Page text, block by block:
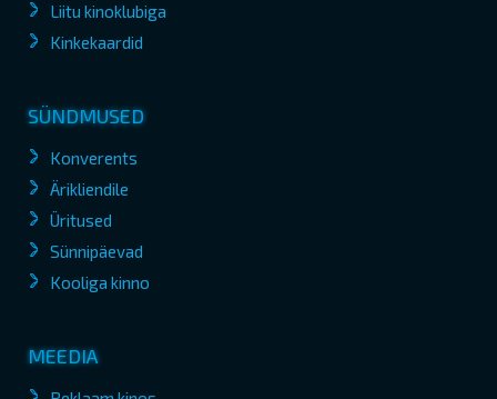
Liitu kinoklubiga
Kinkekaardid
SÜNDMUSED
Konverents
Ärikliendile
Üritused
Sünnipäevad
Kooliga kinno
MEEDIA